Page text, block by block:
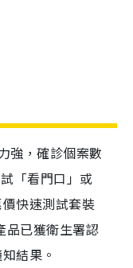
強，確診個案數
「看門口」或
快速測試套裝
品已獲衛生署認
結果。